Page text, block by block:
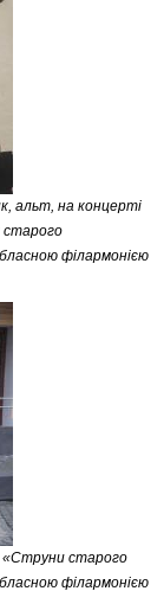
альт, на концерті
старого
філармонією
«Струни старого
філармонією